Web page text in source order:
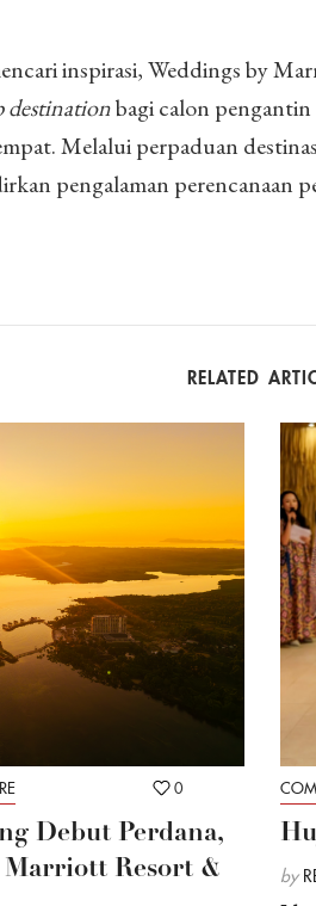
inspirasi, Weddings by
destinationbagi calon
Melalui perpaduan
pengalaman perencanaan
RELATED
0
Debut Perdana,
Marriott Resort &
by